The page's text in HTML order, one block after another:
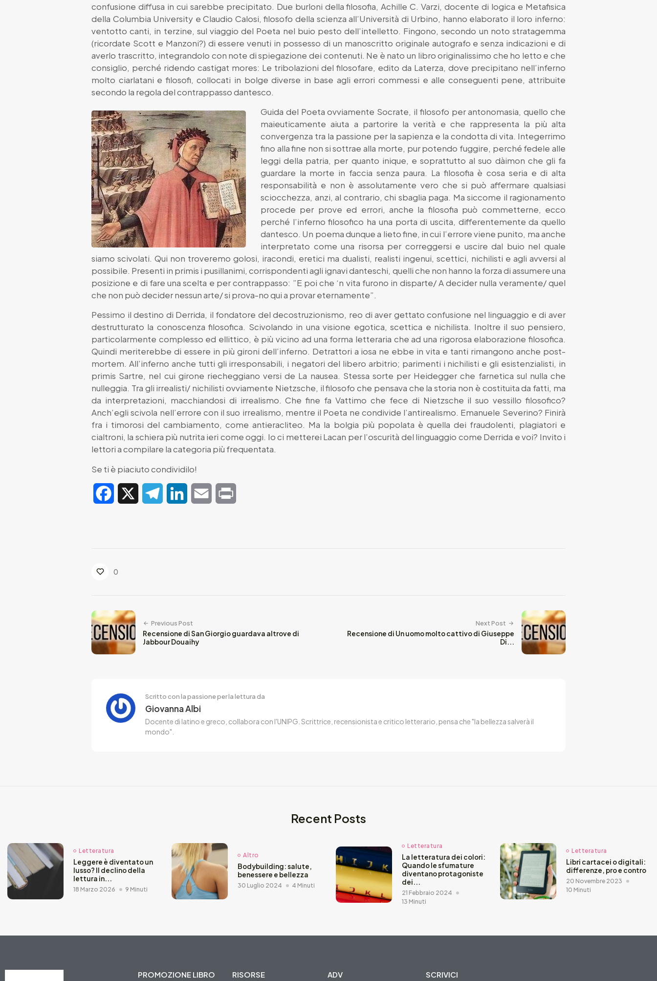
confusione diffusa in cui sarebbe precipitato. Due burloni della filosofia, Achille C. Varzi, docente di logica e Metafisica
della Columbia University e Claudio Calosi, filosofo della scienza all’Università di Urbino, hanno elaborato il loro inferno:
ventotto canti, in terzine, sul viaggio del Poeta nel buio pesto dell’intelletto. Fingono, secondo un noto stratagemma
(ricordate Scott e Manzoni?) di essere venuti in possesso di un manoscritto originale autografo e senza indicazioni e di
averlo trascritto, integrandolo con note di spiegazione dei contenuti. Ne è nato un libro originalissimo che ho letto e che
consiglio, perché ridendo castigat mores: Le tribolazioni del filosofare, edito da Laterza, dove precipitano nell’inferno
molto ciarlatani e filosofi, collocati in bolge diverse in base agli errori commessi e alle conseguenti pene, attribuite
secondo la regola del contrappasso dantesco.
Guida del Poeta ovviamente Socrate, il filosofo per antonomasia, quello che
maieuticamente aiuta a partorire la verità e che rappresenta la più alta
convergenza tra la passione per la sapienza e la condotta di vita. Integerrimo
fino alla fine non si sottrae alla morte, pur potendo fuggire, perché fedele alle
leggi della patria, per quanto inique, e soprattutto al suo dàimon che gli fa
guardare la morte in faccia senza paura. La filosofia è cosa seria e di alta
responsabilità e non è assolutamente vero che si può affermare qualsiasi
sciocchezza, anzi, al contrario, chi sbaglia paga. Ma siccome il ragionamento
procede per prove ed errori, anche la filosofia può commetterne, ecco
perché l’inferno filosofico ha una porta di uscita, differentemente da quello
dantesco. Un poema dunque a lieto fine, in cui l’errore viene punito, ma anche
interpretato come una risorsa per correggersi e uscire dal buio nel quale
siamo scivolati. Qui non troveremo golosi, iracondi, eretici ma dualisti, realisti ingenui, scettici, nichilisti e agli avversi al
possibile. Presenti in primis i pusillanimi, corrispondenti agli ignavi danteschi, quelli che non hanno la forza di assumere una
posizione e di fare una scelta e per contrappasso: ”E poi che ‘n vita furono in disparte/ A decider nulla veramente/ quel
che non può decider nessun arte/ si prova-no qui a provar eternamente”.
Pessimo il destino di Derrida, il fondatore del decostruzionismo, reo di aver gettato confusione nel linguaggio e di aver
destrutturato la conoscenza filosofica. Scivolando in una visione egotica, scettica e nichilista. Inoltre il suo pensiero,
particolarmente complesso ed ellittico, è più vicino ad una forma letteraria che ad una rigorosa elaborazione filosofica.
Quindi meriterebbe di essere in più gironi dell’inferno. Detrattori a iosa ne ebbe in vita e tanti rimangono anche post-
mortem. All’inferno anche tutti gli irresponsabili, i negatori del libero arbitrio; parimenti i nichilisti e gli esistenzialisti, in
primis Sartre, nel cui girone riecheggiano versi de La nausea. Stessa sorte per Heidegger che farnetica sul nulla che
nulleggia. Tra gli irrealisti/ nichilisti ovviamente Nietzsche, il filosofo che pensava che la storia non è costituita da fatti, ma
da interpretazioni, macchiandosi di irrealismo. Che fine fa Vattimo che fece di Nietzsche il suo vessillo filosofico?
Anch’egli scivola nell’errore con il suo irrealismo, mentre il Poeta ne condivide l’antirealismo. Emanuele Severino? Finirà
fra i timorosi del cambiamento, come antieracliteo. Ma la bolgia più popolata è quella dei fraudolenti, plagiatori e
cialtroni, la schiera più nutrita ieri come oggi. Io ci metterei Lacan per l’oscurità del linguaggio come Derrida e voi? Invito i
lettori a compilare la categoria più frequentata.
Se ti è piaciuto condividilo!
Facebook TelegramLinkedIn Email
0
Previous Post
Recensione di San Giorgio guardava altrove di
Jabbour Douaihy
Next Post
Recensione di Un uomo molto cattivo di Giuseppe
Di...
Scritto con la passione per la lettura da
Giovanna Albi
Docente di latino e greco, collabora con l'UNIPG. Scrittrice, recensionista e critico letterario, pensa che "la bellezza salverà il
mondo".
Recent Posts
Letteratura
Leggere è diventato un
lusso? Il declino della
lettura in...
18 Marzo 2026 9 Minuti
Altro
Bodybuilding: salute,
benessere e bellezza
30 Luglio 2024 4 Minuti
Letteratura
La letteratura dei colori:
Quando le sfumature
diventano protagoniste
dei...
21 Febbraio 2024
13 Minuti
Letteratura
Libri cartacei o digitali:
differenze, pro e contro
20 Novembre 2023
10 Minuti
PROMOZIONE LIBRO RISORSE ADV SCRIVICI